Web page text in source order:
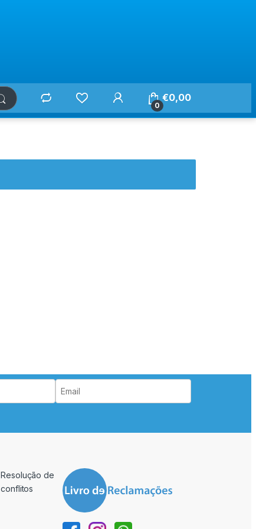
0
€0,00
Resolução de
conflitos